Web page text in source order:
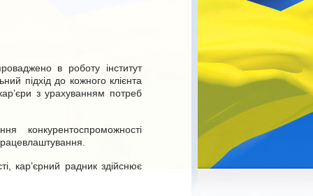
в роботу інститут
підхід до кожного клієнта
з урахуванням потреб
конкурентоспроможності
кар’єрний радник здійснює